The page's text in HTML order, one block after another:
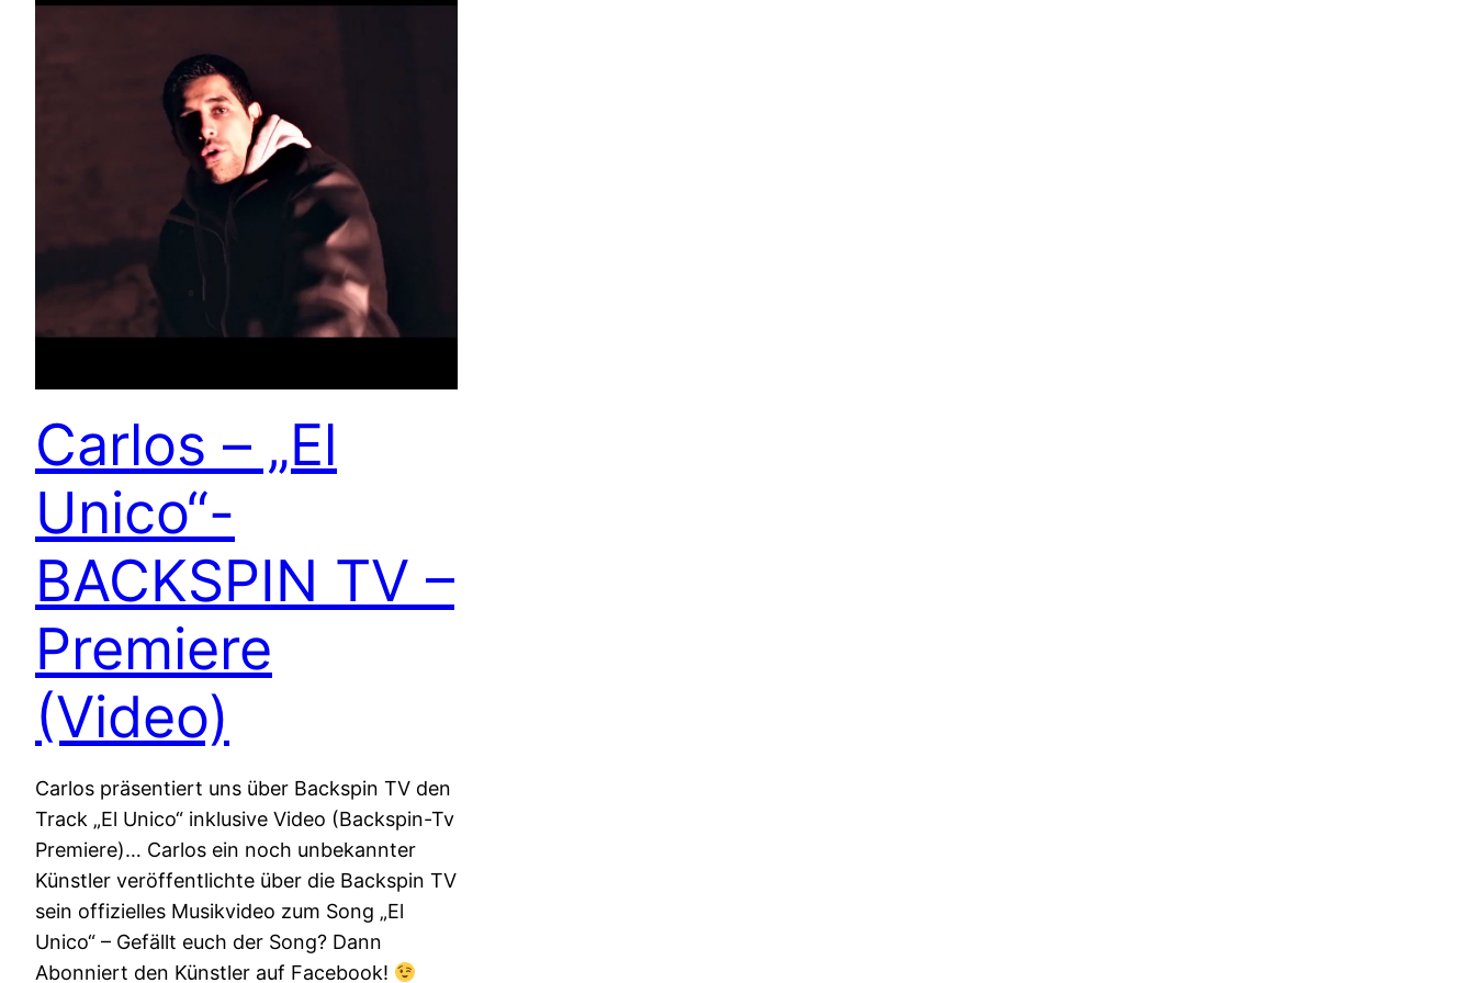
Carlos – „El
Unico“-
BACKSPIN TV –
Premiere
(Video)
Carlos präsentiert uns über Backspin TV den
Track „El Unico“ inklusive Video (Backspin-Tv
Premiere)… Carlos ein noch unbekannter
Künstler veröffentlichte über die Backspin TV
sein offizielles Musikvideo zum Song „El
Unico“ – Gefällt euch der Song? Dann
Abonniert den Künstler auf Facebook!